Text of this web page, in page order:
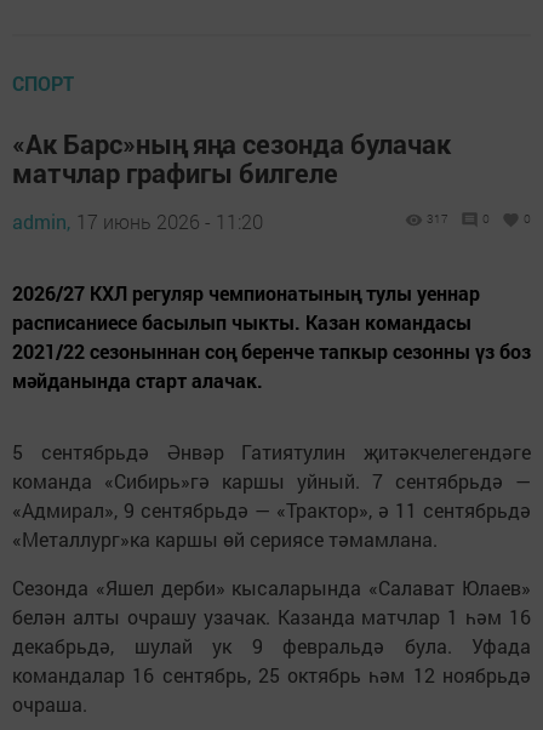
СПОРТ
«Ак Барс»ның яңа сезонда булачак
матчлар графигы билгеле
admin, 17 июнь 2026 - 11:20 317 0 0
2026/27 КХЛ регуляр чемпионатының тулы уеннар
расписаниесе басылып чыкты. Казан командасы
2021/22 сезоныннан соң беренче тапкыр сезонны үз боз
мәйданында старт алачак.
5 сентябрьдә Әнвәр Гатиятулин җитәкчелегендәге
команда «Сибирь»гә каршы уйный. 7 сентябрьдә —
«Адмирал», 9 сентябрьдә — «Трактор», ә 11 сентябрьдә
«Металлург»ка каршы өй сериясе тәмамлана.
Сезонда «Яшел дерби» кысаларында «Салават Юлаев»
белән алты очрашу узачак. Казанда матчлар 1 һәм 16
декабрьдә, шулай ук 9 февральдә була. Уфада
командалар 16 сентябрь, 25 октябрь һәм 12 ноябрьдә
очраша.